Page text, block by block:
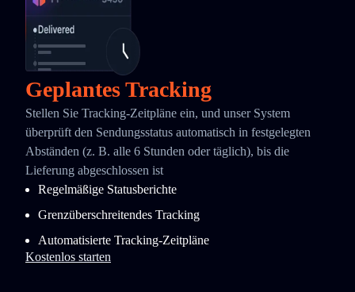
Geplantes Tracking
Stellen Sie Tracking-Zeitpläne ein, und unser System
überprüft den Sendungsstatus automatisch in festgelegten
Abständen (z. B. alle 6 Stunden oder täglich), bis die
Lieferung abgeschlossen ist
Regelmäßige Statusberichte
Grenzüberschreitendes Tracking
Automatisierte Tracking-Zeitpläne
Kostenlos starten